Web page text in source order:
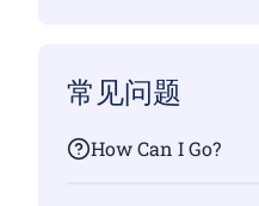
常见问题
How Can I Go?